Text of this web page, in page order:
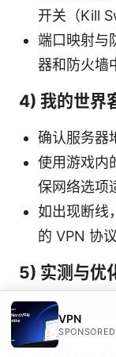
开关（Kill
端口映射与
器和防火墙
4) 我的世界
确认服务器
使用游戏内
保网络选项
如出现断线
的 VPN 协议
5) 实测与优
记录延迟与
性能。
VPN
SPONSORED